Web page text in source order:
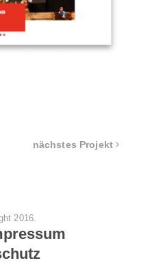
nächstes Projekt
2016.